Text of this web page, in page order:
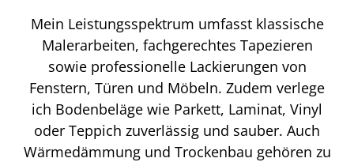
Mein Leistungsspektrum umfasst klassische
Malerarbeiten, fachgerechtes Tapezieren
sowie professionelle Lackierungen von
Fenstern, Türen und Möbeln. Zudem verlege
ich Bodenbeläge wie Parkett, Laminat, Vinyl
oder Teppich zuverlässig und sauber. Auch
Wärmedämmung und Trockenbau gehören zu